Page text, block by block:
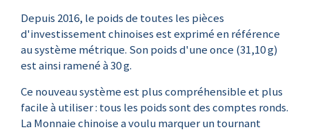
Depuis 2016, le poids de toutes les pièces
d'investissement chinoises est exprimé en référence
au système métrique. Son poids d'une once (31,10 g)
est ainsi ramené à 30 g.
Ce nouveau système est plus compréhensible et plus
facile à utiliser : tous les poids sont des comptes ronds.
La Monnaie chinoise a voulu marquer un tournant